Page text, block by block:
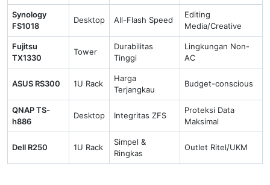
Synology
FS1018
Desktop All-Flash Speed
Editing
Media/Creative
Fujitsu
TX1330
Tower
Durabilitas
Tinggi
Lingkungan Non-
AC
ASUS RS300 1U Rack
Harga
Terjangkau
Budget-conscious
QNAP TS-
h886
Desktop Integritas ZFS
Proteksi Data
Maksimal
Dell R250 1U Rack
Simpel &
Ringkas
Outlet Ritel/UKM